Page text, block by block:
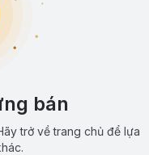
bán
trở về trang chủ để lựa